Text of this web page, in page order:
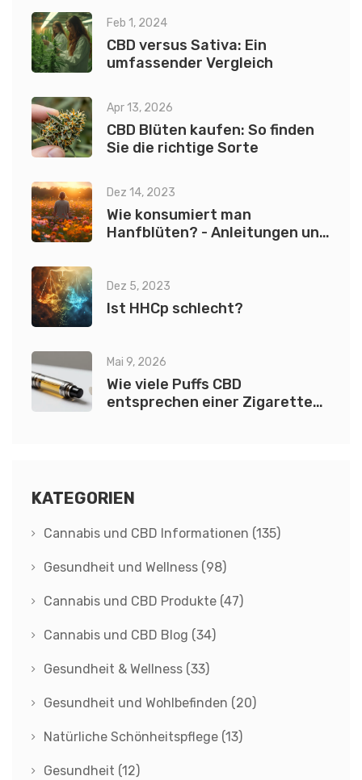
Feb 1, 2024
CBD versus Sativa: Ein
umfassender Vergleich
Apr 13, 2026
CBD Blüten kaufen: So finden
Sie die richtige Sorte
Dez 14, 2023
Wie konsumiert man
Hanfblüten? - Anleitungen und
Dez 5, 2023
Ist HHCp schlecht?
Mai 9, 2026
Wie viele Puffs CBD
entsprechen einer Zigarette?
KATEGORIEN
Cannabis und CBD Informationen (135)
Gesundheit und Wellness (98)
Cannabis und CBD Produkte (47)
Cannabis und CBD Blog (34)
Gesundheit & Wellness (33)
Gesundheit und Wohlbefinden (20)
Natürliche Schönheitspflege (13)
Gesundheit (12)